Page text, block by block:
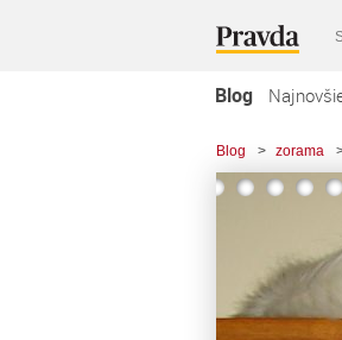
Blog
Blog > zorama